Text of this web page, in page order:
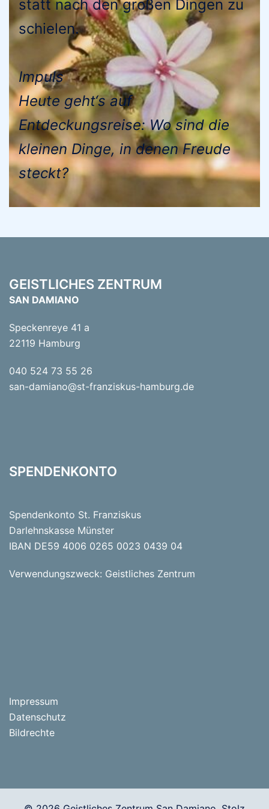
statt nach den großen Dingen zu
schielen.
Impuls
Heute geht‘s auf
Entdeckungsreise: Wo sind die
kleinen Dinge, in denen Freude
steckt?
GEISTLICHES ZENTRUM
SAN DAMIANO
Speckenreye 41 a
22119 Hamburg
040 524 73 55 26
san-damiano@st-franziskus-hamburg.de
SPENDENKONTO
Spendenkonto St. Franziskus
Darlehnskasse Münster
IBAN DE59 4006 0265 0023 0439 04
Verwendungszweck: Geistliches Zentrum
Impressum
Datenschutz
Bildrechte